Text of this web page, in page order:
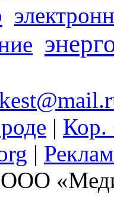
| Кор.
|